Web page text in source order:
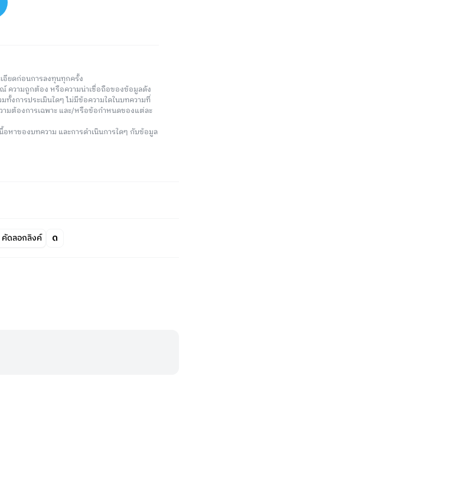
อียดก่อนการลงทุนทุกครั้ง
ความถูกต้อง หรือความน่าเชื่อถือของข้อมูลดัง
งการประเมินใดๆ ไม่มีข้อความใดในบทความที่
ามต้องการเฉพาะ และ/หรือข้อกำหนดของแต่ละ
หาของบทความ และการดำเนินการใดๆ กับข้อมูล
คัดลอกลิงค์